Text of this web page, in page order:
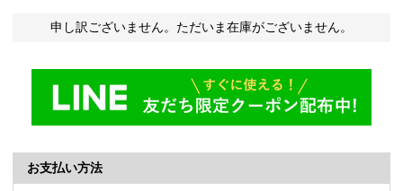
申し訳ございません。ただいま在庫がございません。
お支払い方法